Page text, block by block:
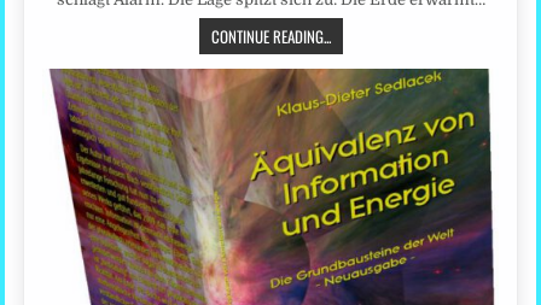
CONTINUE READING...